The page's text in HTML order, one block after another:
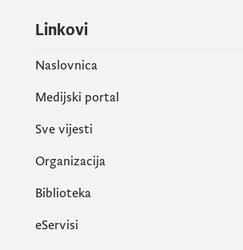
Linkovi
Naslovnica
Medijski portal
Sve vijesti
Organizacija
Biblioteka
eServisi